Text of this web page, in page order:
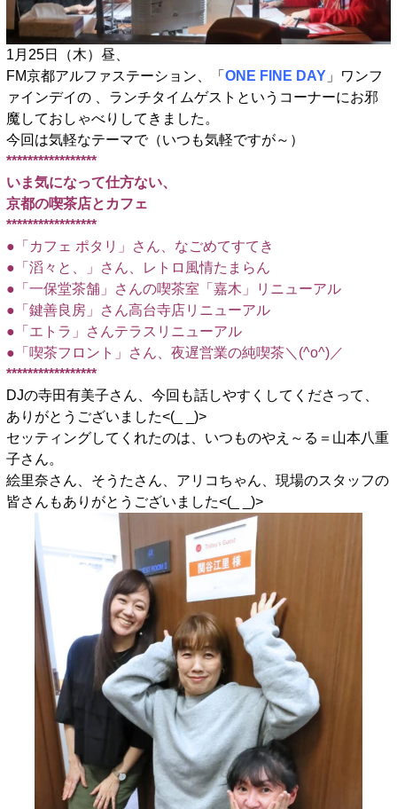
1月25日（木）昼、
FM京都アルファステーション、「 ONE FINE DAY」ワンフ
ァインデイの 、ランチタイムゲストというコーナーにお邪
魔しておしゃべりしてきました。
今回は気軽なテーマで（いつも気軽ですが～）
*****************
いま気になって仕方ない、
京都の喫茶店とカフェ
*****************
●「カフェ ポタリ」さん、なごめてすてき
●「滔々と、」さん、レトロ風情たまらん
●「一保堂茶舗」さんの喫茶室「嘉木」リニューアル
●「鍵善良房」さん高台寺店リニューアル
●「エトラ」さんテラスリニューアル
●「喫茶フロント」さん、夜遅営業の純喫茶＼(^o^)／
*****************
DJの寺田有美子さん、今回も話しやすくしてくださって、
ありがとうございました<(_ _)>
セッティングしてくれたのは、いつものやえ～る＝山本八重
子さん。
絵里奈さん、そうたさん、アリコちゃん、現場のスタッフの
皆さんもありがとうございました<(_ _)>